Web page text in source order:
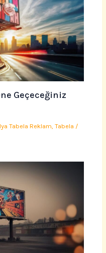
Geçeceğiniz
Tabela Reklam,Tabela /